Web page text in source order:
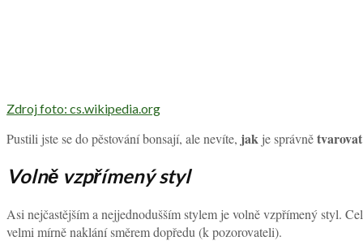
Zdroj foto: cs.wikipedia.org
Pustili jste se do pěstování bonsají, ale nevíte, jak je správnětvarovat
Volně vzpřímený styl
Asi nejčastějším a nejjednodušším stylem je volně vzpřímený styl.
velmi mírně naklání směrem dopředu (k pozorovateli).